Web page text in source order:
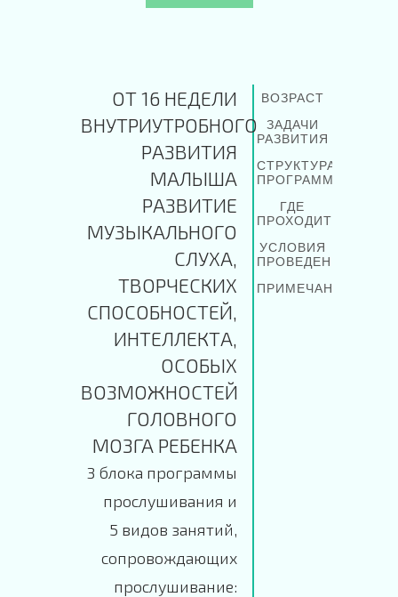
ВОЗРАСТ
ЗАДАЧИ
РАЗВИТИЯ
СТРУКТУРА
ПРОГРАММЫ
ГДЕ
ПРОХОДИТ
УСЛОВИЯ
ПРОВЕДЕНИЯ
ПРИМЕЧАНИЕ
ОТ 16 НЕДЕЛИ
ВНУТРИУТРОБНОГО
РАЗВИТИЯ
МАЛЫША
РАЗВИТИЕ
МУЗЫКАЛЬНОГО
СЛУХА,
ТВОРЧЕСКИХ
СПОСОБНОСТЕЙ,
ИНТЕЛЛЕКТА,
ОСОБЫХ
ВОЗМОЖНОСТЕЙ
ГОЛОВНОГО
МОЗГА РЕБЕНКА
3 блока программы
прослушивания и
5 видов занятий,
сопровождающих
прослушивание: